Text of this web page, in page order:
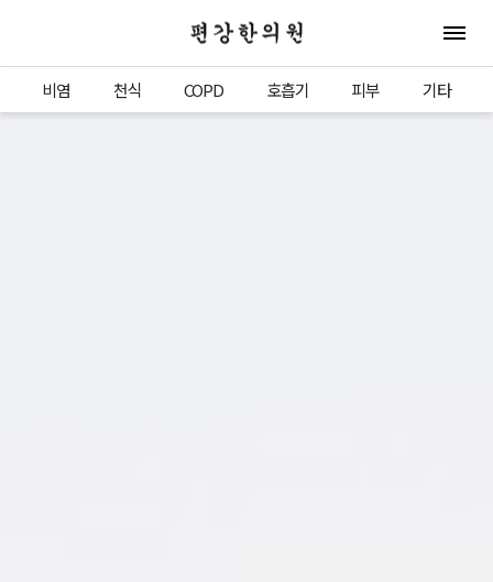
편강한의원 전체
비염 천식 COPD 호흡기 피부 기타